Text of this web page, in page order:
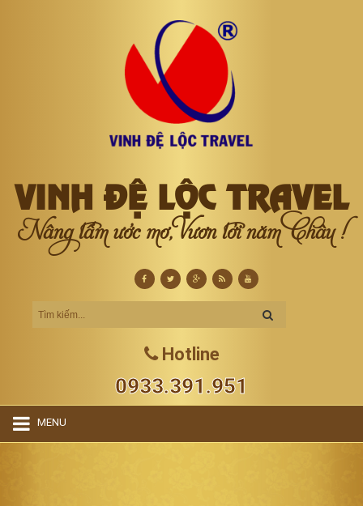
VINH ĐỆ LỘC TRAVEL
Nâng tầm ước mơ, Vươn tới năm Châu !
Hotline
0933.391.951
MENU